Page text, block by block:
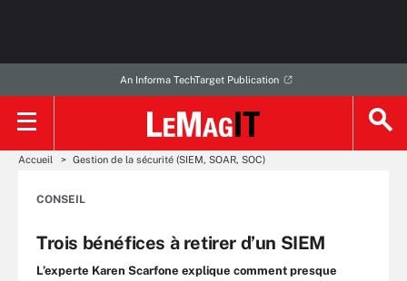
An Informa TechTarget Publication
Accueil Gestion de la sécurité (SIEM, SOAR, SOC)
CONSEIL
Trois bénéfices à retirer d’un SIEM
L’experte Karen Scarfone explique comment presque